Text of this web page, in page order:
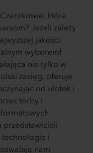
która
Jeżeli zależy
jakości
wyborem!
nie tylko w
zasięg, oferuje
od ulotek i
torby i
przedstawicieli
technologie i
nam